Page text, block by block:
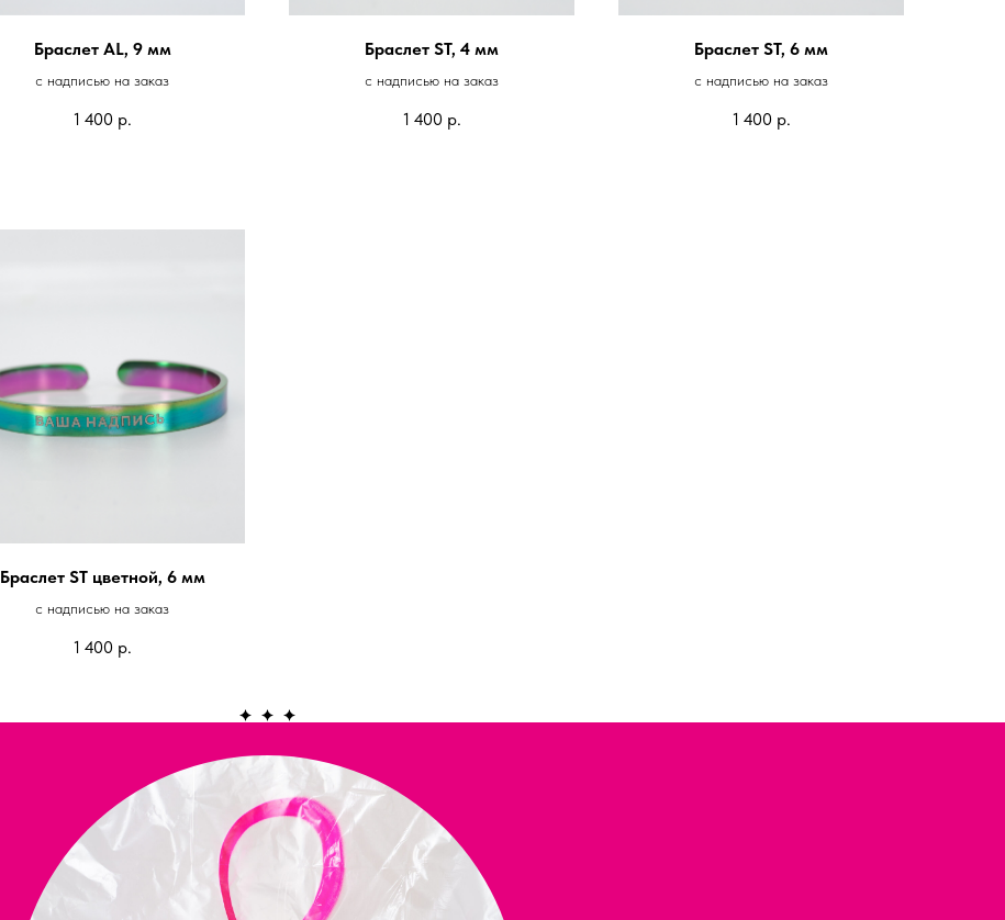
Браслет AL, 9 мм
с надписью на заказ
1 400 р.
Браслет ST, 4 мм
с надписью на заказ
1 400 р.
Браслет ST, 6 мм
с надписью на заказ
1 400 р.
Браслет ST цветной, 6 мм
с надписью на заказ
1 400 р.